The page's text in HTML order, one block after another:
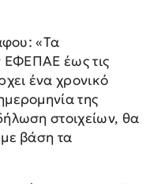
«Τα
ΕΦΕΠΑΕ έως τις
ένα χρονικό
της
στοιχείων, θα
βάση τα